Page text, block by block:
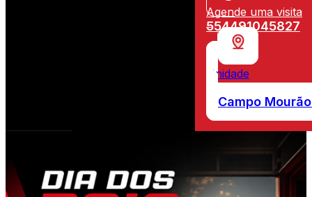
Agende uma visita
554491045827
Unidade
Campo